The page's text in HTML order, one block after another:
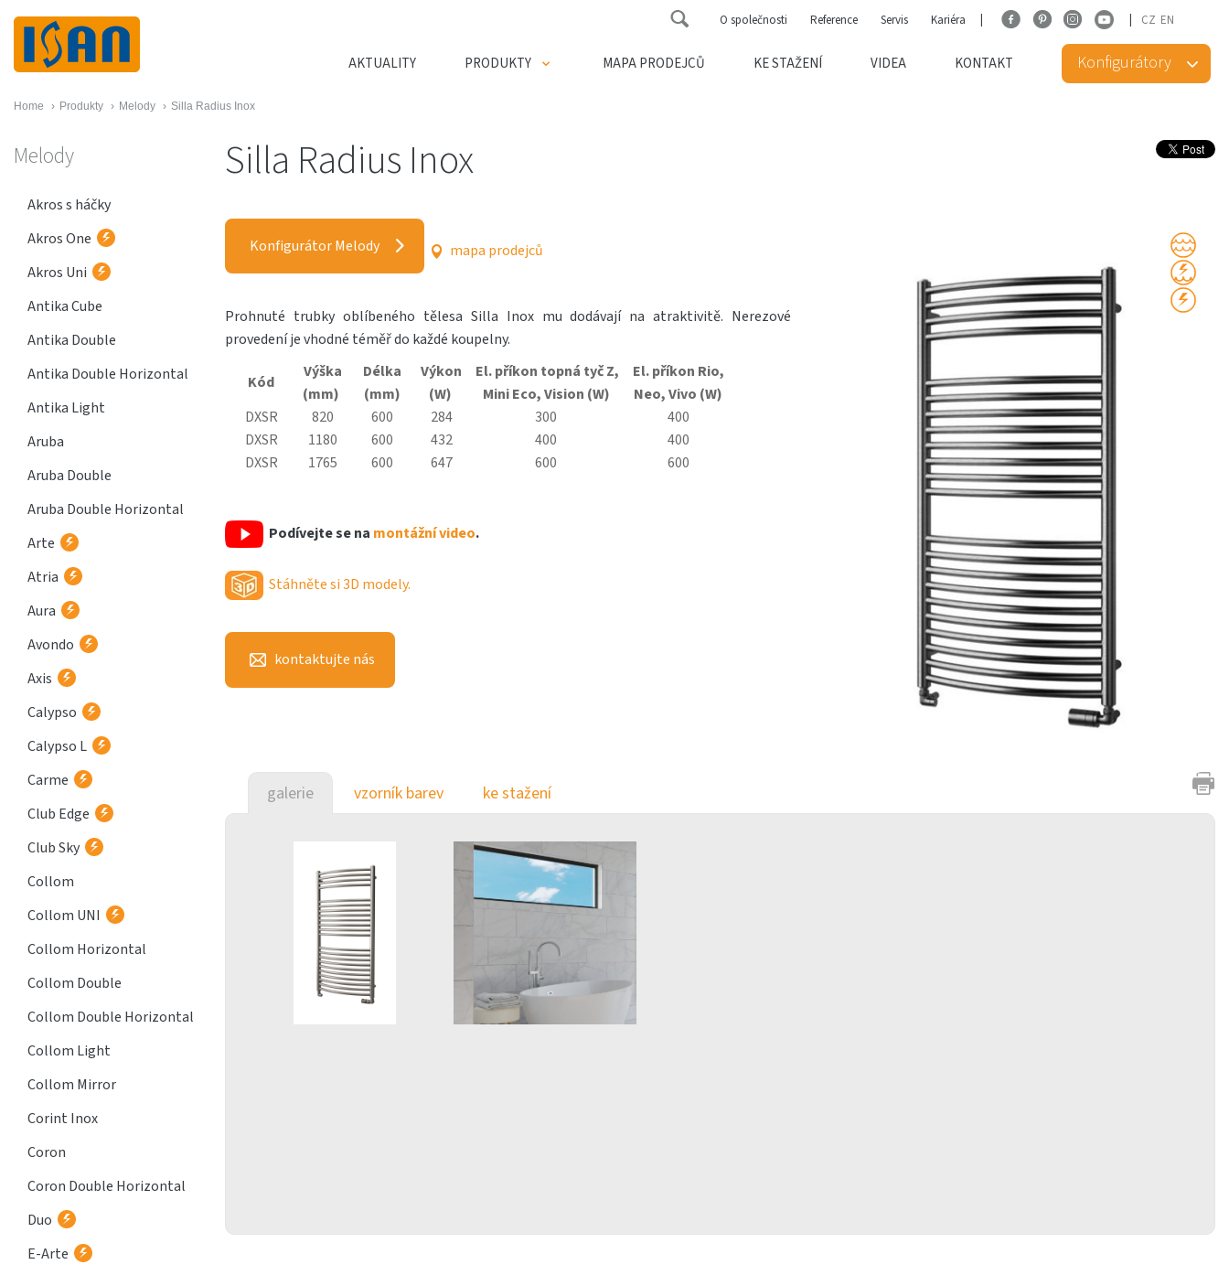
CZ EN
O společnosti Reference Servis Kariéra
AKTUALITY PRODUKTY MAPA PRODEJCŮ KE STAŽENÍ VIDEA KONTAKT Konfigurátory
Home › Produkty › Melody › Silla Radius Inox
Melody
Akros s háčky
Akros One
Akros Uni
Antika Cube
Antika Double
Antika Double Horizontal
Antika Light
Aruba
Aruba Double
Aruba Double Horizontal
Arte
Atria
Aura
Avondo
Axis
Calypso
Calypso L
Carme
Club Edge
Club Sky
Collom
Collom UNI
Collom Horizontal
Collom Double
Collom Double Horizontal
Collom Light
Collom Mirror
Corint Inox
Coron
Coron Double Horizontal
Duo
E-Arte
Silla Radius Inox
Konfigurátor Melody mapa prodejců
Prohnuté trubky oblíbeného tělesa Silla Inox mu dodávají na atraktivitě. Nerezové
provedení je vhodné téměř do každé koupelny.
Kód
Výška
(mm)
Délka
(mm)
Výkon
(W)
El. příkon topná tyč Z,
MiniEco, Vision (W)
El. příkon Rio,
Neo, Vivo (W)
DXSR
820 600 284 300
400
DXSR
1180 600 432 400
400
DXSR
1765 600 647 600 600
Podívejte se na montážní video.
Stáhněte si 3D modely.
kontaktujte nás
galerie vzorník barev ke stažení